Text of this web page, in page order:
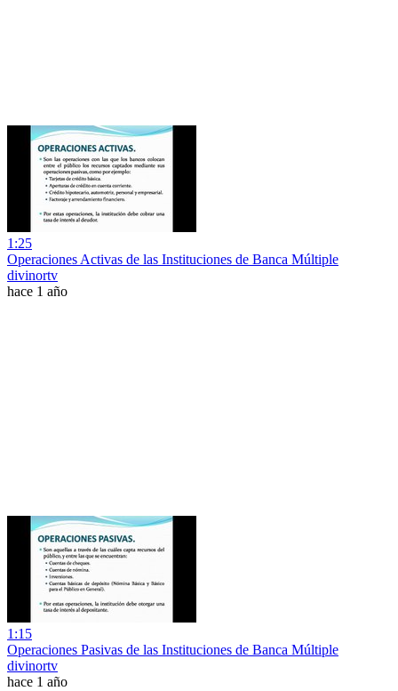
1:25
Operaciones Activas de las Instituciones de Banca Múltiple
divinortv
hace 1 año
1:15
Operaciones Pasivas de las Instituciones de Banca Múltiple
divinortv
hace 1 año